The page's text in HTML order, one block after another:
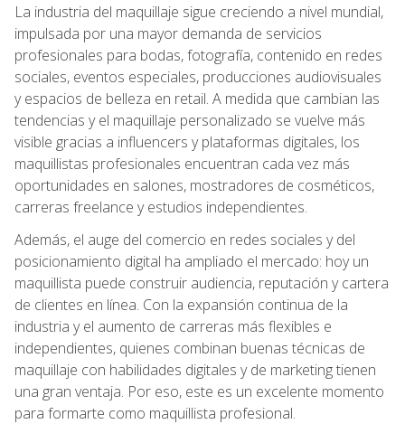
La industria del maquillaje sigue creciendo a nivel mundial,
impulsada por una mayor demanda de servicios
profesionales para bodas, fotografía, contenido en redes
sociales, eventos especiales, producciones audiovisuales
y espacios de belleza en retail. A medida que cambian las
tendencias y el maquillaje personalizado se vuelve más
visible gracias a influencers y plataformas digitales, los
maquillistas profesionales encuentran cada vez más
oportunidades en salones, mostradores de cosméticos,
carreras freelance y estudios independientes.
Además, el auge del comercio en redes sociales y del
posicionamiento digital ha ampliado el mercado: hoy un
maquillista puede construir audiencia, reputación y cartera
de clientes en línea. Con la expansión continua de la
industria y el aumento de carreras más flexibles e
independientes, quienes combinan buenas técnicas de
maquillaje con habilidades digitales y de marketing tienen
una gran ventaja. Por eso, este es un excelente momento
para formarte como maquillista profesional.